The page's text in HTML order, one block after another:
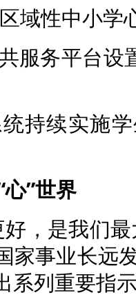
域性中小学
服务平台设
持续实施
”世界
，是我们
家事业长远
系列重要指